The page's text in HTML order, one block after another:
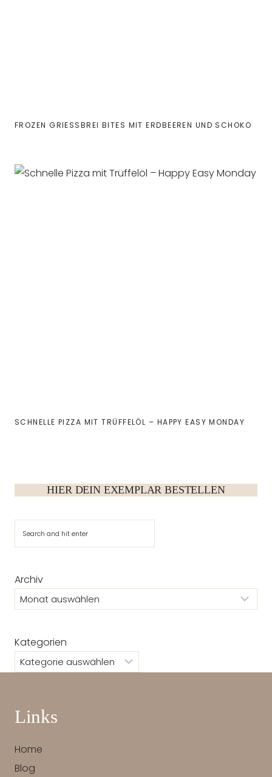
FROZEN GRIESSBREI BITES MIT ERDBEEREN UND SCHOKO
SCHNELLE PIZZA MIT TRÜFFELÖL – HAPPY EASY MONDAY
HIER DEIN EXEMPLAR BESTELLEN
Archiv
Kategorien
Links
Home
Blog